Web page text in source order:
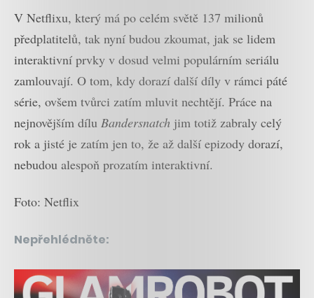
V Netflixu, který má po celém světě 137 milionů
předplatitelů, tak nyní budou zkoumat, jak se lidem
interaktivní prvky v dosud velmi populárním seriálu
zamlouvají. O tom, kdy dorazí další díly v rámci páté
série, ovšem tvůrci zatím mluvit nechtějí. Práce na
nejnovějším dílu Bandersnatch jim totiž zabraly celý
rok a jisté je zatím jen to, že až další epizody dorazí,
nebudou alespoň prozatím interaktivní.
Foto: Netflix
Nepřehlédněte: